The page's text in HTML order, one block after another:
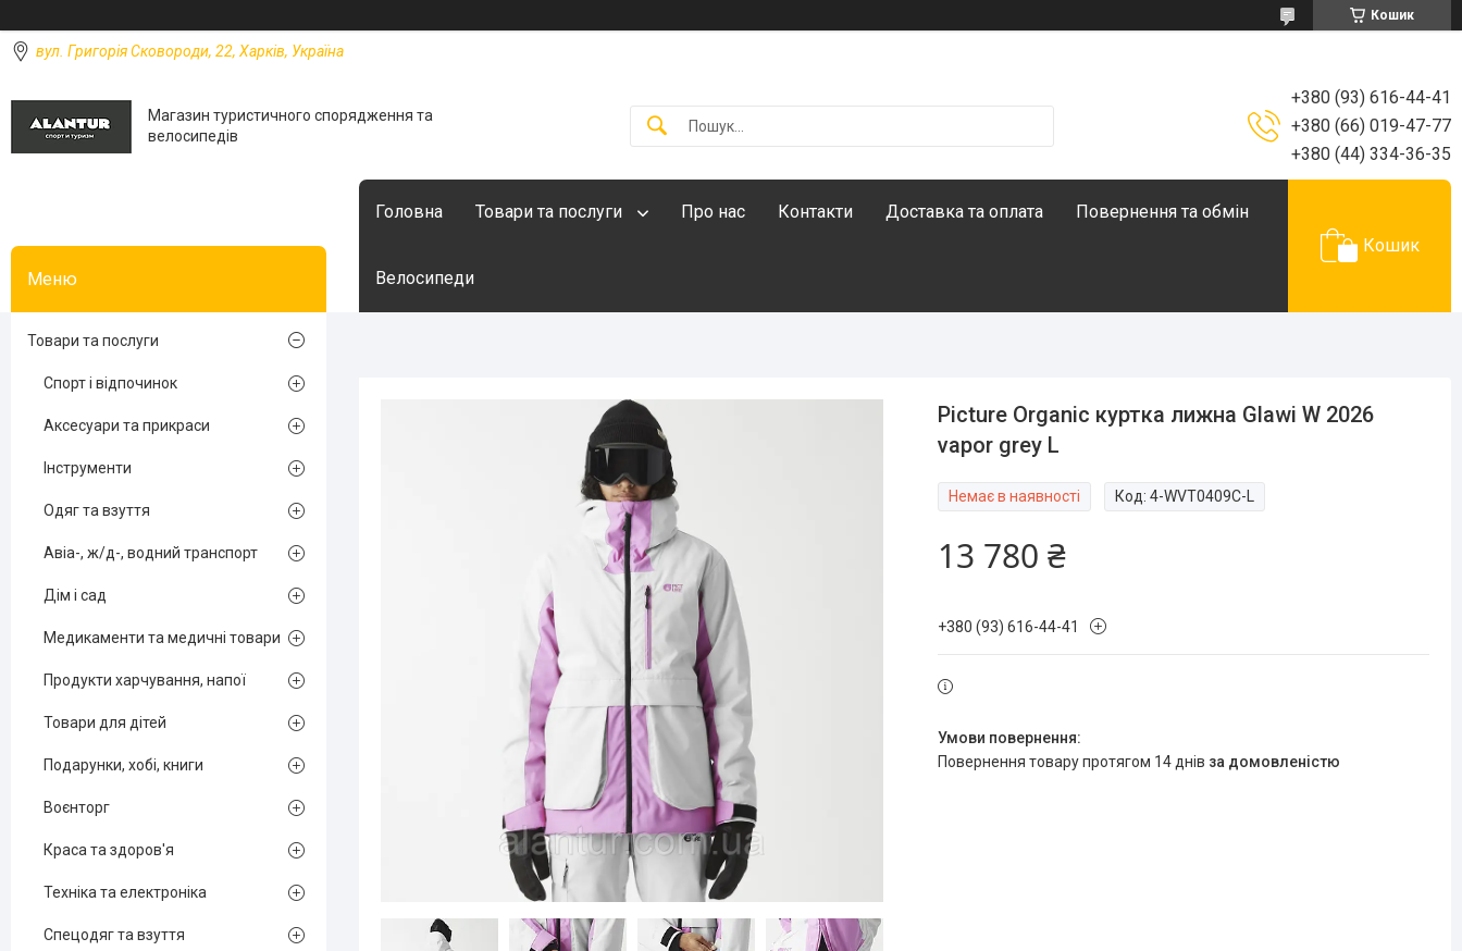
Кошик
вул. Григорія Сковороди, 22, Харків, Україна
Магазин туристичного спорядження та
велосипедів
+380 (93) 616-44-41
+380 (66) 019-47-77
+380 (44) 334-36-35
Головна Товари та послуги Про нас Контакти Доставка та оплата Повернення та обмін
Велосипеди
Кошик
Picture Organic куртка лижна Glawi W 2026
vapor grey L
Немає в наявності Код:4-WVT0409C-L
13 780 ₴
+380 (93) 616-44-41
повернення товару протягом 14 днів за домовленістю
Товари та послуги
Спорт і відпочинок
Аксесуари та прикраси
Інструменти
Одяг та взуття
Авіа-, ж/д-, водний транспорт
Дім і сад
Медикаменти та медичні товари
Продукти харчування, напої
Товари для дітей
Подарунки, хобі, книги
Воєнторг
Краса та здоров'я
Техніка та електроніка
Спецодяг та взуття